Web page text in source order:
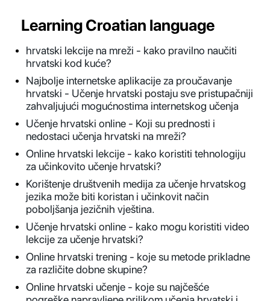
Learning Croatian language
hrvatski lekcije na mreži - kako pravilno naučiti
hrvatski kod kuće?
Najbolje internetske aplikacije za proučavanje
hrvatski - Učenje hrvatski postaju sve pristupačniji
zahvaljujući mogućnostima internetskog učenja
Učenje hrvatski online - Koji su prednosti i
nedostaci učenja hrvatski na mreži?
Online hrvatski lekcije - kako koristiti tehnologiju
za učinkovito učenje hrvatski?
Korištenje društvenih medija za učenje hrvatskog
jezika može biti koristan i učinkovit način
poboljšanja jezičnih vještina.
Učenje hrvatski online - kako mogu koristiti video
lekcije za učenje hrvatski?
Online hrvatski trening - koje su metode prikladne
za različite dobne skupine?
Online hrvatski učenje - koje su najčešće